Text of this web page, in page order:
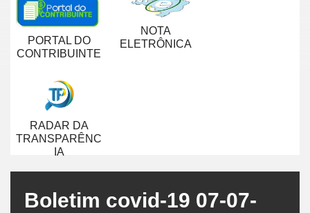
PORTAL DO
CONTRIBUINTE
NOTA
ELETRÔNICA
RADAR DA
TRANSPARÊNC
IA
Boletim covid-19 07-07-